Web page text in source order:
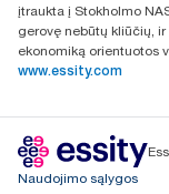
įtraukta į Stokholmo
gerovę nebūtų kliūčių,
ekonomiką orientuotos
www.essity.com
Naudojimo sąlygos